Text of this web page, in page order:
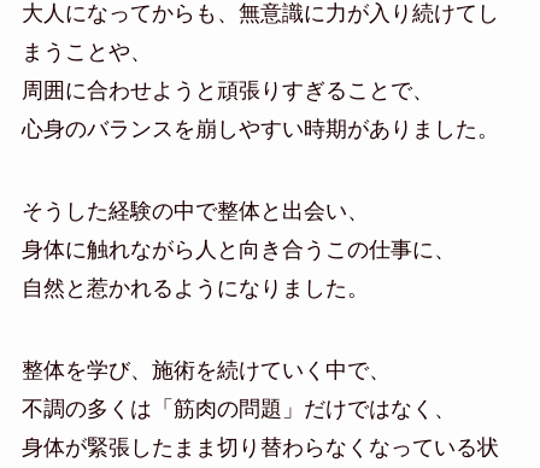
大人になってからも、無意識に力が入り続けてし
まうことや、
周囲に合わせようと頑張りすぎることで、
心身のバランスを崩しやすい時期がありました。
そうした経験の中で整体と出会い、
身体に触れながら人と向き合うこの仕事に、
自然と惹かれるようになりました。
整体を学び、施術を続けていく中で、
不調の多くは「筋肉の問題」だけではなく、
身体が緊張したまま切り替わらなくなっている状